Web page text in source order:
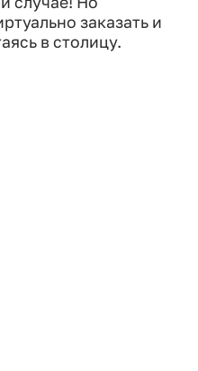
заказать и
в столицу.